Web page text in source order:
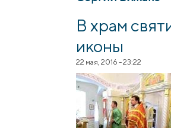
В храм
иконы
22 мая, 2016 - 23:22